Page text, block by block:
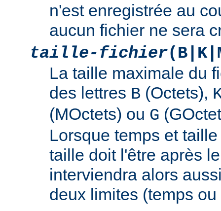
n'est enregistrée au
aucun fichier ne sera
taille-fichier
La taille maximale du
des lettres B (Octets),
(MOctets) ou G
Lorsque temps et
taille doit l'être après
interviendra alors
deux limites (temps